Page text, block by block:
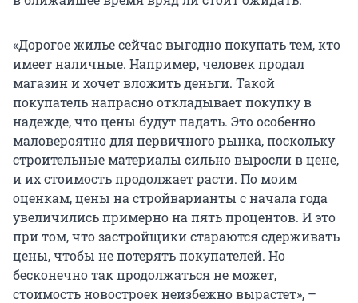
«Дорогое жилье сейчас выгодно покупать тем, кто
имеет наличные. Например, человек продал
магазин и хочет вложить деньги. Такой
покупатель напрасно откладывает покупку в
надежде, что цены будут падать. Это особенно
маловероятно для первичного рынка, поскольку
строительные материалы сильно выросли в цене,
и их стоимость продолжает расти. По моим
оценкам, цены на стройварианты с начала года
увеличились примерно на пять процентов. И это
при том, что застройщики стараются сдерживать
цены, чтобы не потерять покупателей. Но
бесконечно так продолжаться не может,
стоимость новостроек неизбежно вырастет», –